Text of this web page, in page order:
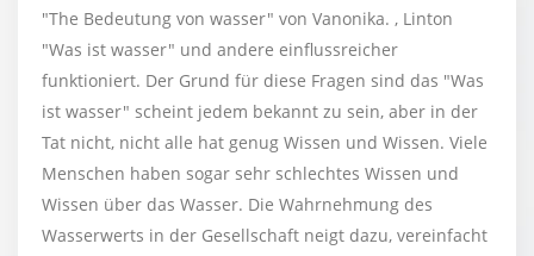
"The Bedeutung von wasser" von Vanonika. , Linton
"Was ist wasser" und andere einflussreicher
funktioniert. Der Grund für diese Fragen sind das "Was
ist wasser" scheint jedem bekannt zu sein, aber in der
Tat nicht, nicht alle hat genug Wissen und Wissen. Viele
Menschen haben sogar sehr schlechtes Wissen und
Wissen über das Wasser. Die Wahrnehmung des
Wasserwerts in der Gesellschaft neigt dazu, vereinfacht